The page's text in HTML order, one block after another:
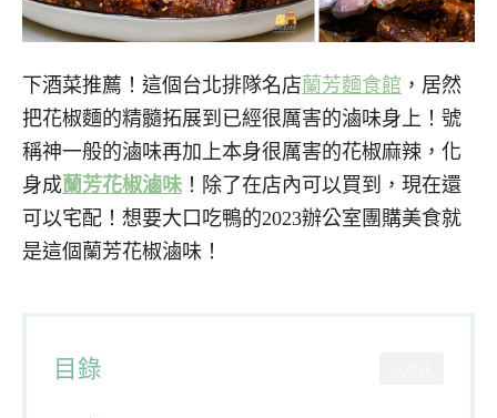
下酒菜推薦！這個台北排隊名店蘭芳麵食館 ，居然
把花椒麵的精髓拓展到已經很厲害的滷味身上！號
稱神一般的滷味再加上本身很厲害的花椒麻辣，化
身成蘭芳花椒滷味 ！除了在店內可以買到，現在還
可以宅配！想要大口吃鴨的2023辦公室團購美食就
是這個蘭芳花椒滷味！
目錄